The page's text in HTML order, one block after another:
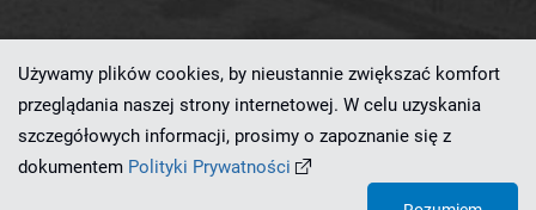
Ten serwis działa dzięki oprogramowaniu
Używamy plików cookies, by nieustannie zwiększać komfort
przeglądania naszej strony internetowej. W celu uzyskania
szczegółowych informacji, prosimy o zapoznanie się z
dokumentem Polityki Prywatności